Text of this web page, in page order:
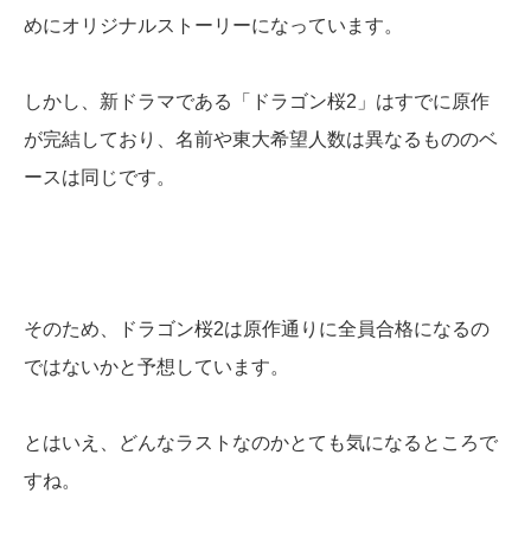
めにオリジナルストーリーになっています。
しかし、新ドラマである「ドラゴン桜2」はすでに原作
が完結しており、名前や東大希望人数は異なるもののベ
ースは同じです。
そのため、ドラゴン桜2は原作通りに全員合格になるの
ではないかと予想しています。
とはいえ、どんなラストなのかとても気になるところで
すね。